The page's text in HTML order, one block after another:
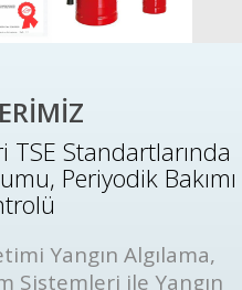
TSE Standartlarında
Periyodik Bakımı
Yangın Algılama,
Sistemleri ile Yangın